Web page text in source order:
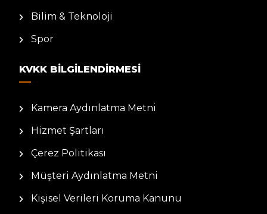
Bilim & Teknoloji
Spor
KVKK BILGILENDIRMESI
Kamera Aydınlatma Metni
Hizmet Şartları
Çerez Politikası
Müşteri Aydınlatma Metni
Kişisel Verileri Koruma Kanunu